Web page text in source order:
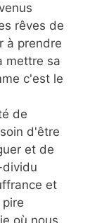
rêves de
à prendre
mettre sa
c'est le
de
d'être
et de
dividu
et